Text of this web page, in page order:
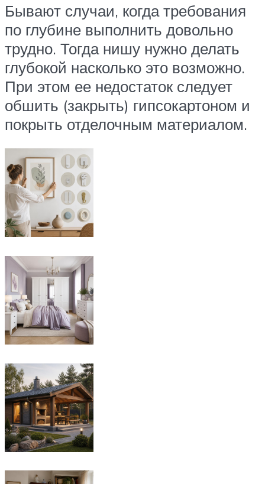
Бывают случаи, когда требования
по глубине выполнить довольно
трудно. Тогда нишу нужно делать
глубокой насколько это возможно.
При этом ее недостаток следует
обшить (закрыть) гипсокартоном и
покрыть отделочным материалом.